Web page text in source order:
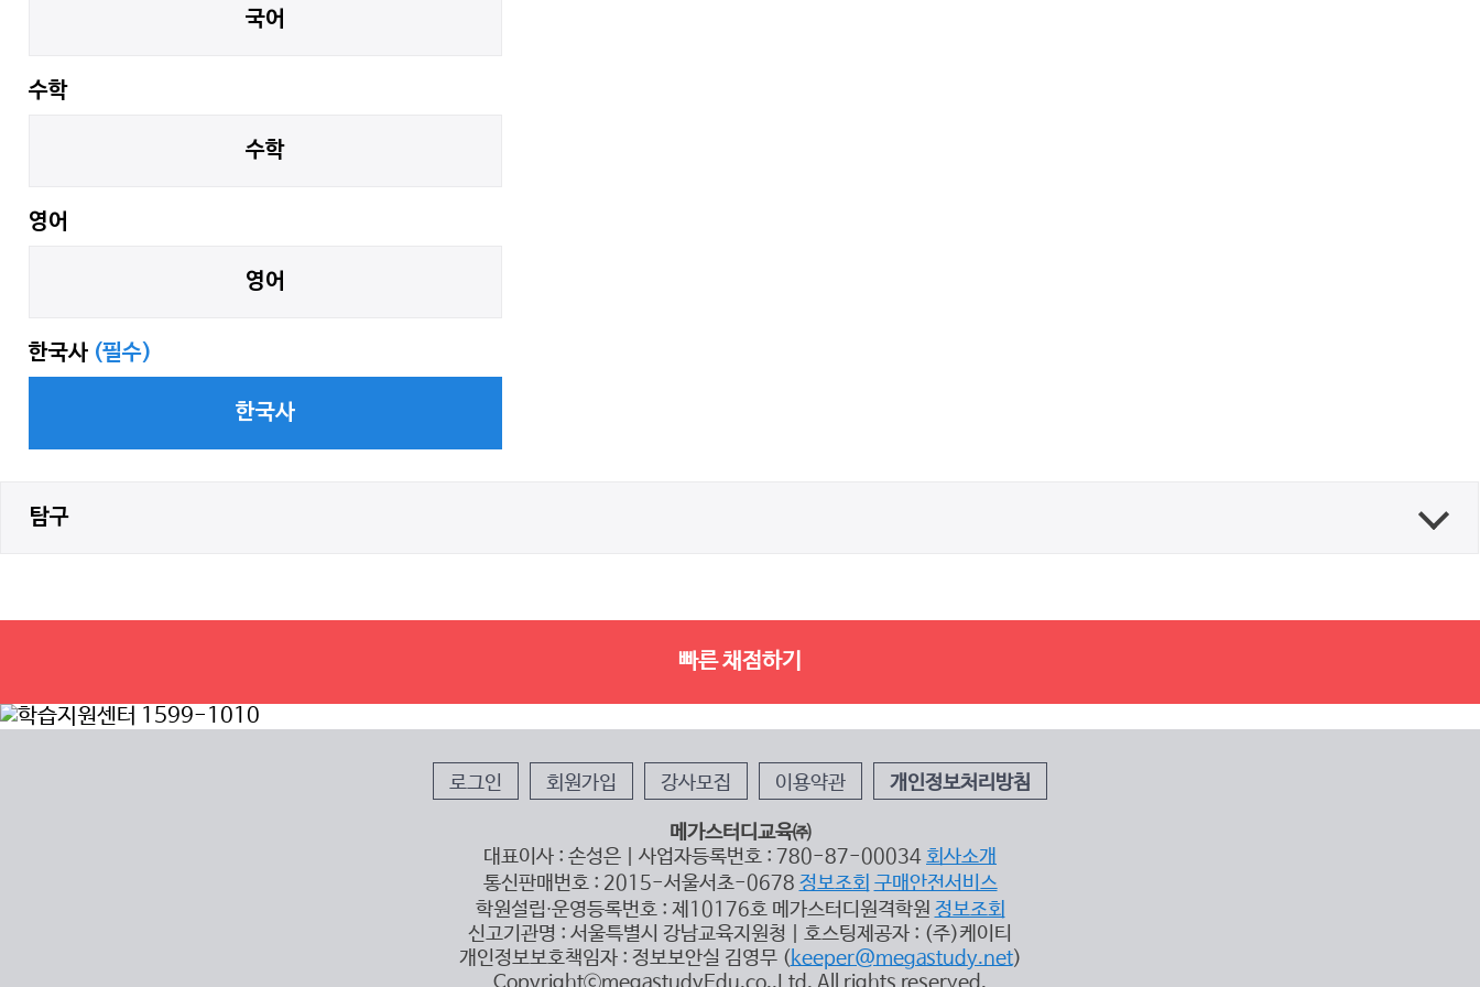
국어
수학
수학
영어
영어
한국사 (필수)
한국사
탐구
빠른 채점하기
로그인 회원가입 강사모집 이용약관 개인정보처리방침
메가스터디교육㈜
대표이사 : 손성은 | 사업자등록번호 : 780-87-00034 회사소개
통신판매번호 : 2015-서울서초-0678 정보조회 구매안전서비스
학원설립∙운영등록번호 : 제10176호 메가스터디원격학원 정보조회
신고기관명 : 서울특별시 강남교육지원청 | 호스팅제공자 : (주)케이티
개인정보보호책임자 : 정보보안실 김영무 ( keeper@megastudy.net)
CopyrightⓒmegastudyEdu.co.,Ltd. All rights reserved.